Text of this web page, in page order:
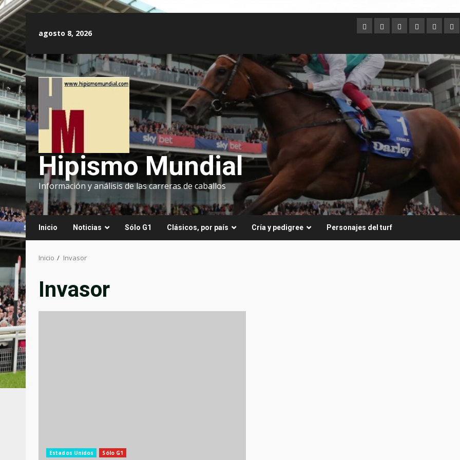
contenido
agosto 8, 2026
Argentina
AustraliaBrasilChileDubai
Hipismo Mundial
Información y análisis de las carreras de caballos
Inicio Noticias Sólo G1 Clásicos, por país Cría y pedigree Personajes del turf
Inicio Invasor
Invasor
Estados Unidos Sólo G1